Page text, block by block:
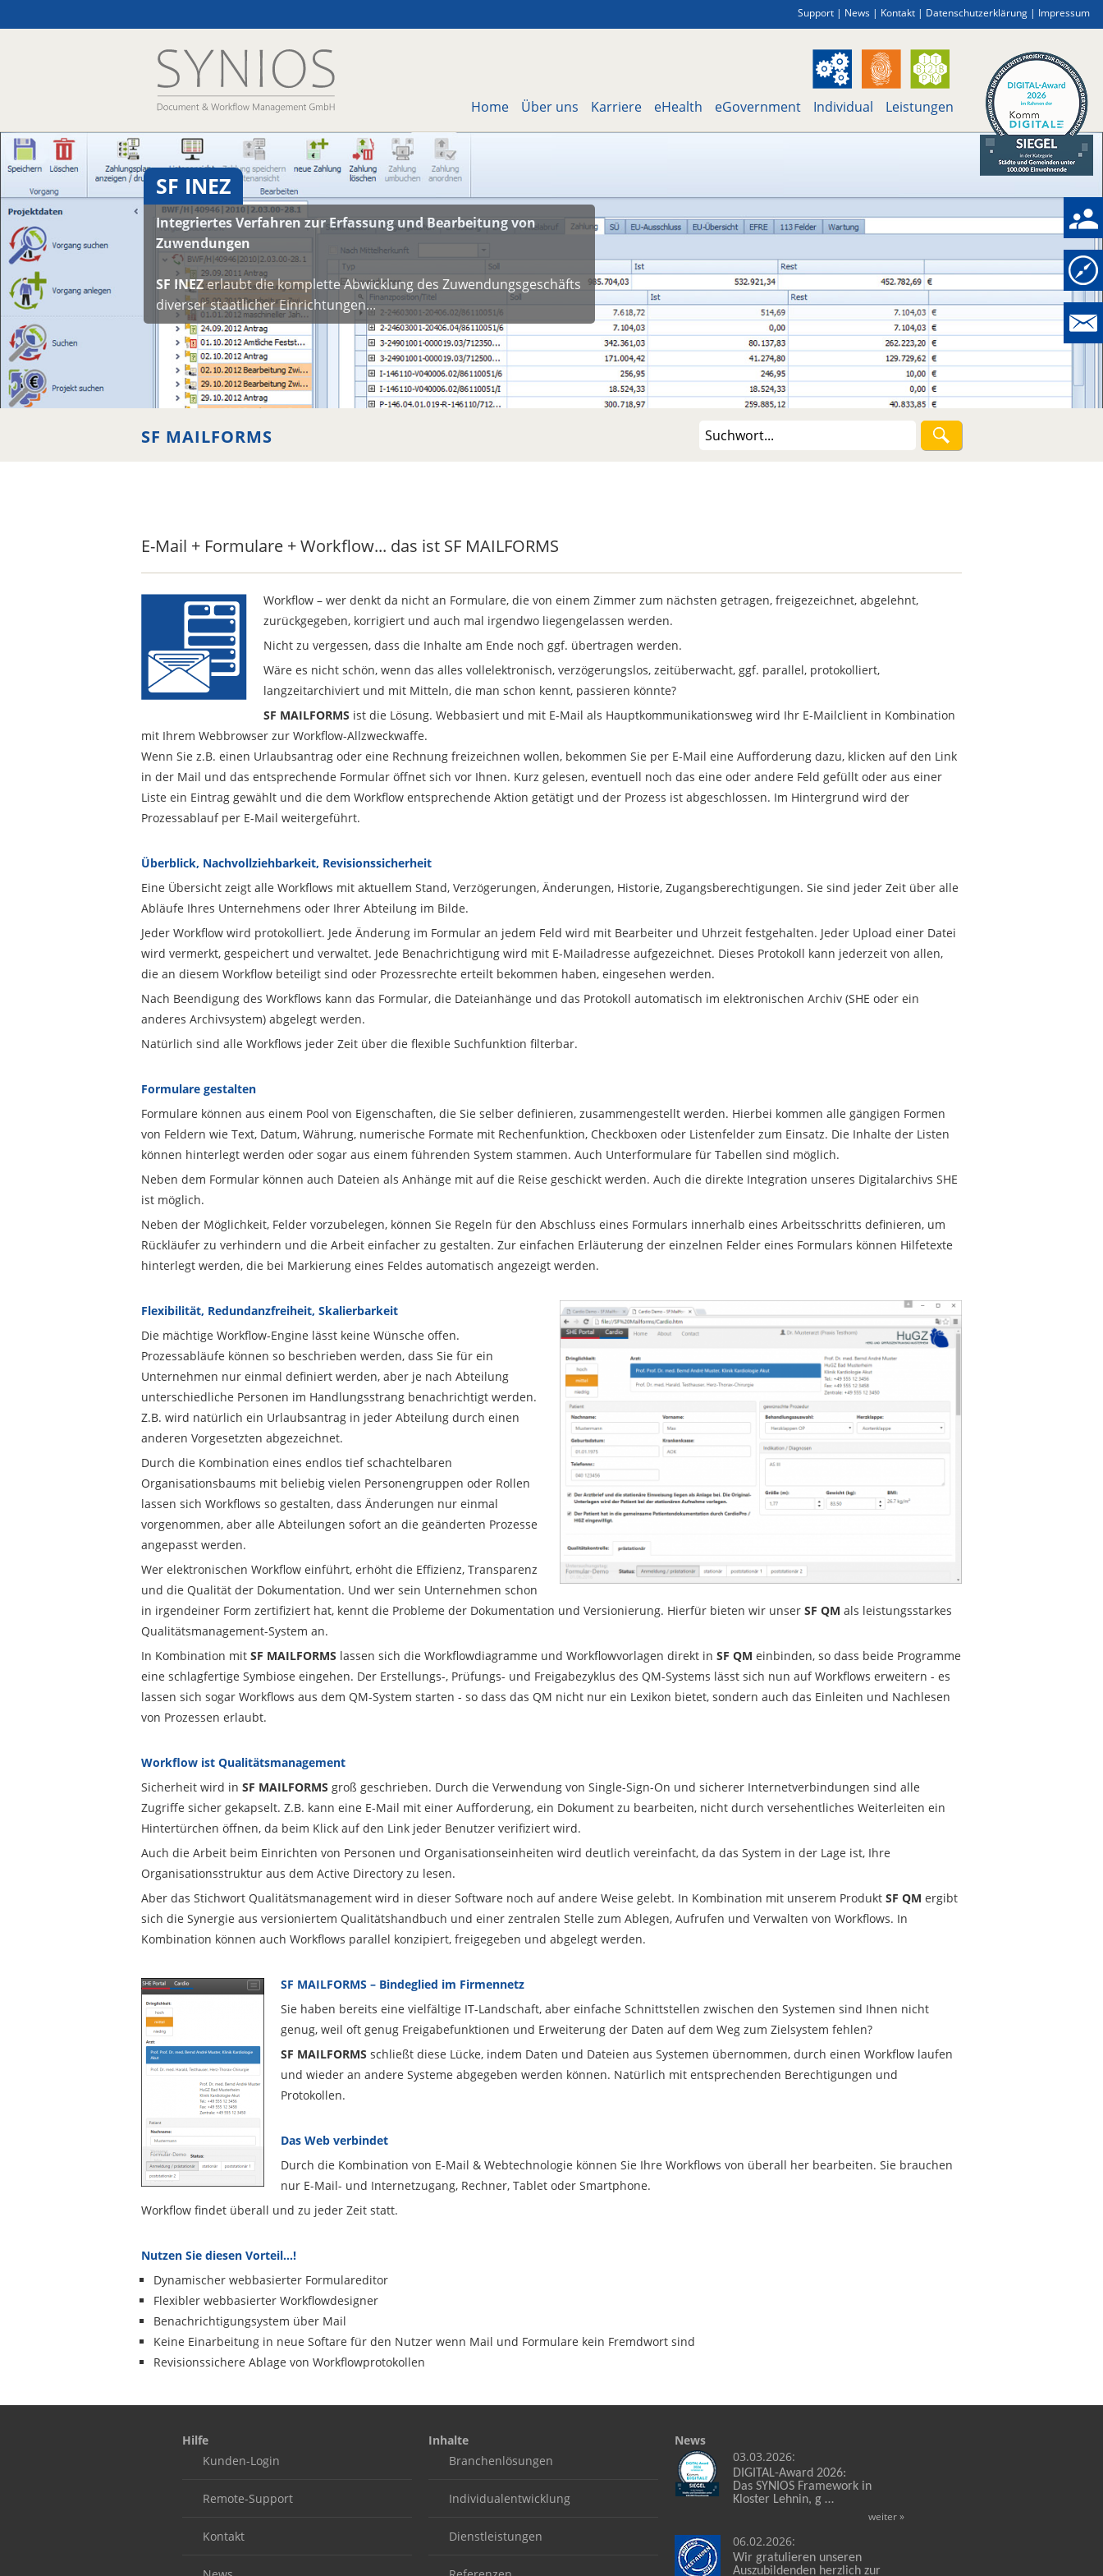
Support | News | Kontakt | Datenschutzerklärung | Impressum
Home Über uns Karriere eHealth eGovernment Individual
Leistungen
SF MAILFORMS
Highlights der Seite als Slider
SF INEZ
Integriertes Verfahren zur Erfassung und Bearbeitung von
Zuwendungen
SF INEZerlaubt die komplette Abwicklung des Zuwendungsgeschäfts
diverser staatlicher Einrichtungen...
SF MAILFORMS
SYNIOS Produkt: SF MAILFORMS
E-Mail + Formulare + Workflow... das ist SF MAILFORMS
Workflow – wer denkt da nicht an Formulare, die von einem Zimmer zum nächsten getragen, freigezeichnet, abgelehnt,
zurückgegeben, korrigiert und auch mal irgendwo liegengelassen werden.
Nicht zu vergessen, dass die Inhalte am Ende noch ggf. übertragen werden.
Wäre es nicht schön, wenn das alles vollelektronisch, verzögerungslos, zeitüberwacht, ggf. parallel, protokolliert,
langzeitarchiviert und mit Mitteln, die man schon kennt, passieren könnte?
SF MAILFORMS ist die Lösung. Webbasiert und mit E-Mail als Hauptkommunikationsweg wird Ihr E-Mailclient in Kombination
mit Ihrem Webbrowser zur Workflow-Allzweckwaffe.
Wenn Sie z.B. einen Urlaubsantrag oder eine Rechnung freizeichnen wollen, bekommen Sie per E-Mail eine Aufforderung dazu, klicken auf den Link
in der Mail und das entsprechende Formular öffnet sich vor Ihnen. Kurz gelesen, eventuell noch das eine oder andere Feld gefüllt oder aus einer
Liste ein Eintrag gewählt und die dem Workflow entsprechende Aktion getätigt und der Prozess ist abgeschlossen. Im Hintergrund wird der
Prozessablauf per E-Mail weitergeführt.
Überblick, Nachvollziehbarkeit, Revisionssicherheit
Eine Übersicht zeigt alle Workflows mit aktuellem Stand, Verzögerungen, Änderungen, Historie, Zugangsberechtigungen. Sie sind jeder Zeit über alle
Abläufe Ihres Unternehmens oder Ihrer Abteilung im Bilde.
Jeder Workflow wird protokolliert. Jede Änderung im Formular an jedem Feld wird mit Bearbeiter und Uhrzeit festgehalten. Jeder Upload einer Datei
wird vermerkt, gespeichert und verwaltet. Jede Benachrichtigung wird mit E-Mailadresse aufgezeichnet. Dieses Protokoll kann jederzeit von allen,
die an diesem Workflow beteiligt sind oder Prozessrechte erteilt bekommen haben, eingesehen werden.
Nach Beendigung des Workflows kann das Formular, die Dateianhänge und das Protokoll automatisch im elektronischen Archiv (SHE oder ein
anderes Archivsystem) abgelegt werden.
Natürlich sind alle Workflows jeder Zeit über die flexible Suchfunktion filterbar.
Formulare gestalten
Formulare können aus einem Pool von Eigenschaften, die Sie selber definieren, zusammengestellt werden. Hierbei kommen alle gängigen Formen
von Feldern wie Text, Datum, Währung, numerische Formate mit Rechenfunktion, Checkboxen oder Listenfelder zum Einsatz. Die Inhalte der Listen
können hinterlegt werden oder sogar aus einem führenden System stammen. Auch Unterformulare für Tabellen sind möglich.
Neben dem Formular können auch Dateien als Anhänge mit auf die Reise geschickt werden. Auch die direkte Integration unseres Digitalarchivs SHE
ist möglich.
Neben der Möglichkeit, Felder vorzubelegen, können Sie Regeln für den Abschluss eines Formulars innerhalb eines Arbeitsschritts definieren, um
Rückläufer zu verhindern und die Arbeit einfacher zu gestalten. Zur einfachen Erläuterung der einzelnen Felder eines Formulars können Hilfetexte
hinterlegt werden, die bei Markierung eines Feldes automatisch angezeigt werden.
Flexibilität, Redundanzfreiheit, Skalierbarkeit
Die mächtige Workflow-Engine lässt keine Wünsche offen.
Prozessabläufe können so beschrieben werden, dass Sie für ein
Unternehmen nur einmal definiert werden, aber je nach Abteilung
unterschiedliche Personen im Handlungsstrang benachrichtigt werden.
Z.B. wird natürlich ein Urlaubsantrag in jeder Abteilung durch einen
anderen Vorgesetzten abgezeichnet.
Durch die Kombination eines endlos tief schachtelbaren
Organisationsbaums mit beliebig vielen Personengruppen oder Rollen
lassen sich Workflows so gestalten, dass Änderungen nur einmal
vorgenommen, aber alle Abteilungen sofort an die geänderten Prozesse
angepasst werden.
Wer elektronischen Workflow einführt, erhöht die Effizienz, Transparenz
und die Qualität der Dokumentation. Und wer sein Unternehmen schon
in irgendeiner Form zertifiziert hat, kennt die Probleme der Dokumentation und Versionierung. Hierfür bieten wir unser SF QM als leistungsstarkes
Qualitätsmanagement-System an.
In Kombination mit SF MAILFORMS lassen sich die Workflowdiagramme und Workflowvorlagen direkt in SF QM einbinden, so dass beide Programme
eine schlagfertige Symbiose eingehen. Der Erstellungs-, Prüfungs- und Freigabezyklus des QM-Systems lässt sich nun auf Workflows erweitern - es
lassen sich sogar Workflows aus dem QM-System starten - so dass das QM nicht nur ein Lexikon bietet, sondern auch das Einleiten und Nachlesen
von Prozessen erlaubt.
Workflow ist Qualitätsmanagement
Sicherheit wird in SF MAILFORMS groß geschrieben. Durch die Verwendung von Single-Sign-On und sicherer Internetverbindungen sind alle
Zugriffe sicher gekapselt. Z.B. kann eine E-Mail mit einer Aufforderung, ein Dokument zu bearbeiten, nicht durch versehentliches Weiterleiten ein
Hintertürchen öffnen, da beim Klick auf den Link jeder Benutzer verifiziert wird.
Auch die Arbeit beim Einrichten von Personen und Organisationseinheiten wird deutlich vereinfacht, da das System in der Lage ist, Ihre
Organisationsstruktur aus dem Active Directory zu lesen.
Aber das Stichwort Qualitätsmanagement wird in dieser Software noch auf andere Weise gelebt. In Kombination mit unserem Produkt SF QM ergibt
sich die Synergie aus versioniertem Qualitätshandbuch und einer zentralen Stelle zum Ablegen, Aufrufen und Verwalten von Workflows. In
Kombination können auch Workflows parallel konzipiert, freigegeben und abgelegt werden.
SF MAILFORMS – Bindeglied im Firmennetz
Sie haben bereits eine vielfältige IT-Landschaft, aber einfache Schnittstellen zwischen den Systemen sind Ihnen nicht
genug, weil oft genug Freigabefunktionen und Erweiterung der Daten auf dem Weg zum Zielsystem fehlen?
SF MAILFORMS schließt diese Lücke, indem Daten und Dateien aus Systemen übernommen, durch einen Workflow laufen
und wieder an andere Systeme abgegeben werden können. Natürlich mit entsprechenden Berechtigungen und
Protokollen.
Das Web verbindet
Durch die Kombination von E-Mail & Webtechnologie können Sie Ihre Workflows von überall her bearbeiten. Sie brauchen
nur E-Mail- und Internetzugang, Rechner, Tablet oder Smartphone.
Workflow findet überall und zu jeder Zeit statt.
Nutzen Sie diesen Vorteil…!
Dynamischer webbasierter Formulareditor
Flexibler webbasierter Workflowdesigner
Benachrichtigungsystem über Mail
Keine Einarbeitung in neue Softare für den Nutzer wenn Mail und Formulare kein Fremdwort sind
Revisionssichere Ablage von Workflowprotokollen
Footer content
Hilfe
Kunden-Login
Remote-Support
Kontakt
Inhalte
Branchenlösungen
Individualentwicklung
Dienstleistungen
News
03.03.2026:
DIGITAL-Award 2026:
Das SYNIOS Framework in
Kloster Lehnin, g …
weiter »
06.02.2026:
Wir gratulieren unseren
Auszubildenden herzlich zur